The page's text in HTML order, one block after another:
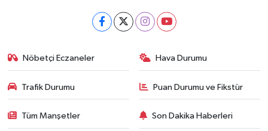
Nöbetçi Eczaneler Hava Durumu
Trafik Durumu Puan Durumu ve Fikstür
Tüm Manşetler Son Dakika Haberleri